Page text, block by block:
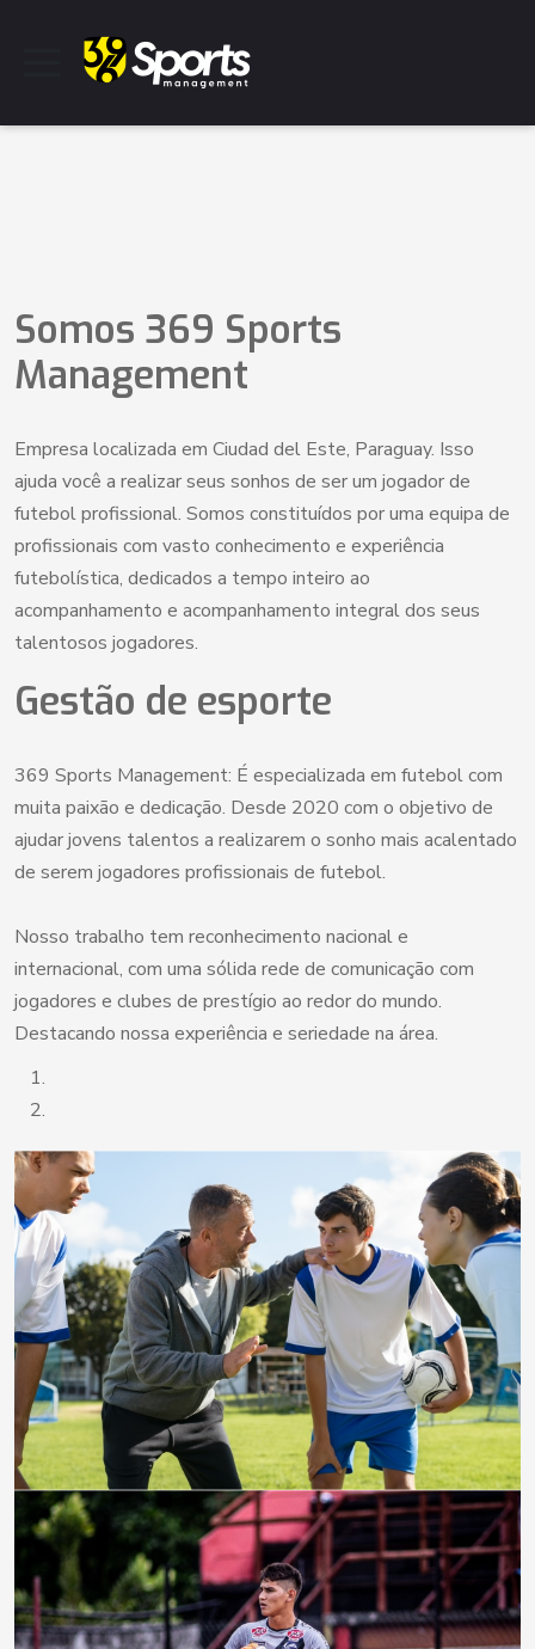
Somos 369 Sports
Management
Empresa localizada em Ciudad del Este, Paraguay. Isso
ajuda você a realizar seus sonhos de ser um jogador de
futebol profissional. Somos constituídos por uma equipa de
profissionais com vasto conhecimento e experiência
futebolística, dedicados a tempo inteiro ao
acompanhamento e acompanhamento integral dos seus
talentosos jogadores.
Gestão de esporte
369 Sports Management: É especializada em futebol com
muita paixão e dedicação. Desde 2020 com o objetivo de
ajudar jovens talentos a realizarem o sonho mais acalentado
de serem jogadores profissionais de futebol.
Nosso trabalho tem reconhecimento nacional e
internacional, com uma sólida rede de comunicação com
jogadores e clubes de prestígio ao redor do mundo.
Destacando nossa experiência e seriedade na área.